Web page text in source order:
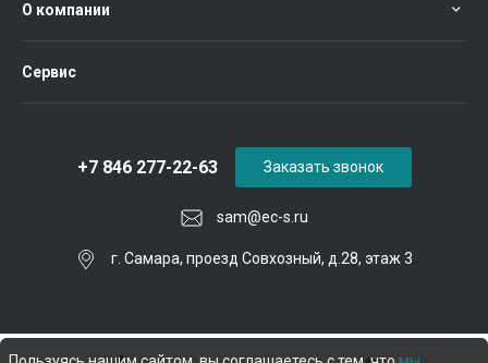
О компании
Сервис
sam@ec-s.ru
+7 846 277-22-63
г. Самара, проезд Совхозный, д.28, этаж 3
Заказать звонок